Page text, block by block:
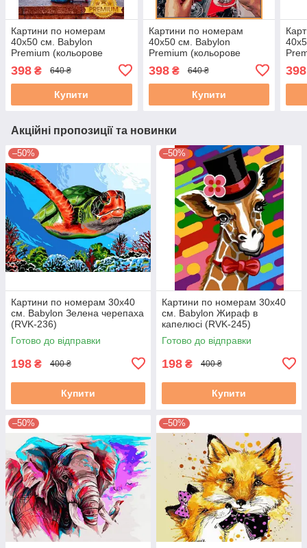
Картини по номерам
40х50 см. Babylon
Premium (кольорове
Мандрівниця
398 ₴ 640 ₴
Купити
Картини по номерам
40х50 см. Babylon
Premium (кольорове
вечір (NB 2221)
398₴ 640 ₴
Купити
398
Акційні пропозиції та новинки
–50%
Картини по номерам 30х40
см. Babylon Зелена черепаха
(RVK-236)
Готово до відправки
198 ₴ 400 ₴
Купити
–50%
Картини по номерам 30х40
см. Babylon Жираф в
капелюсі (RVK-245)
Готово до відправки
198 ₴ 400 ₴
Купити
–50% –50%